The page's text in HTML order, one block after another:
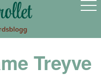
Treyve